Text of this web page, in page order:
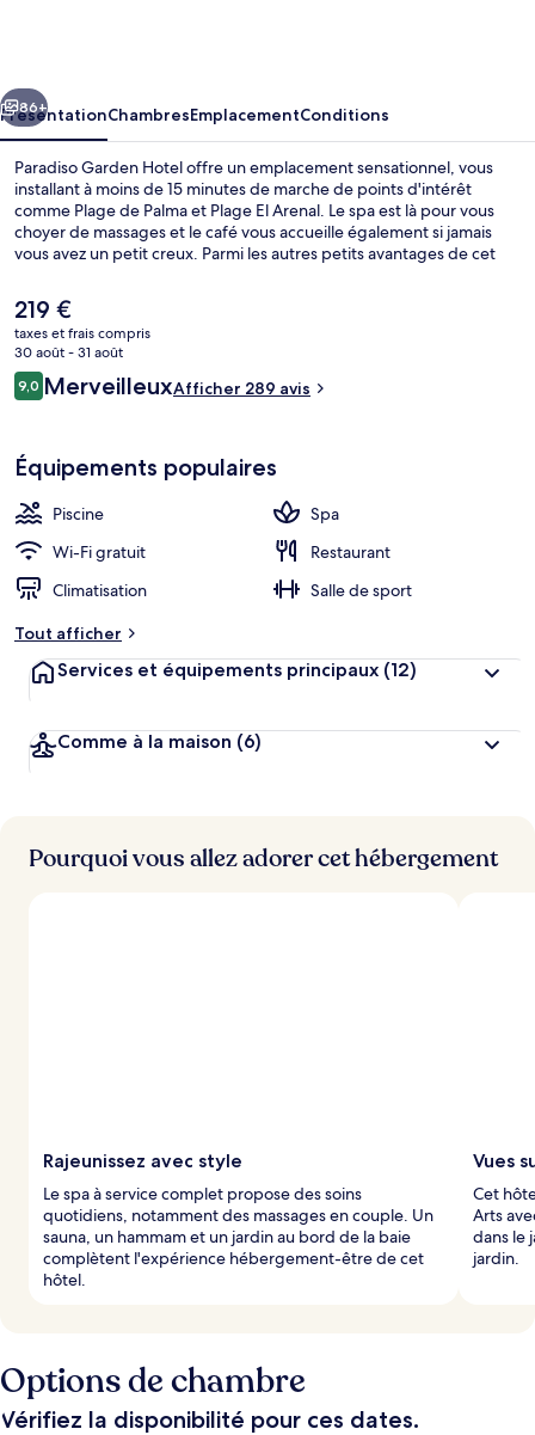
Suivant
86+
PrésentationChambresEmplacementConditions
Paradiso Garden Hotel offre un emplacement sensationnel, vous
installant à moins de 15 minutes de marche de points d'intérêt
comme Plage de Palma et Plage El Arenal. Le spa est là pour vous
choyer de massages et le café vous accueille également si jamais
vous avez un petit creux. Parmi les autres petits avantages de cet
et un bar en bord de piscine. Les autres voyageurs ne disent que du
bien en ce qui concerne le personnel attentionné.
Le
prix
actuel
est
de
219 €
taxes et frais compris
30 août - 31 août
Avis
voyageurs
9,09,0 sur 10
MerveilleuxAfficher 289 avis
Équipements populaires
Piscine
Spa
Wi-Fi gratuit
Restaurant
Climatisation
Salle de sport
Tout afficher
Services et équipements principaux (12)
Comme à la maison (6)
Pourquoi vous allez adorer cet hébergement
Rajeunissez avec style
Le spa à service complet propose des soins
quotidiens, notamment des massages en couple. Un
sauna, un hammam et un jardin au bord de la baie
complètent l'expérience hébergement-être de cet
hôtel.
Vues
Cet
Arts
dans le
jardin.
Options de chambre
Vérifiez la disponibilité pour ces dates.